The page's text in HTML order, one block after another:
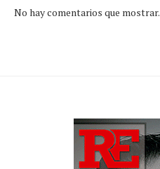
No hay comentarios que mostrar.